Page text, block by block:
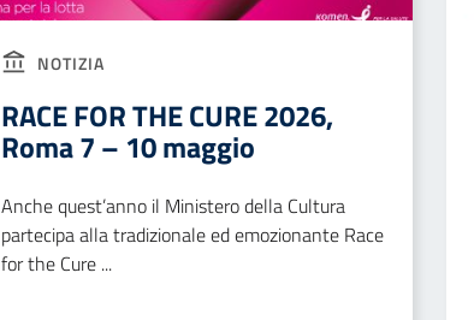
NOTIZIA
RACE FOR THE CURE 2026,
Roma 7 – 10 maggio
Anche quest’anno il Ministero della Cultura
partecipa alla tradizionale ed emozionante Race
for the Cure ...